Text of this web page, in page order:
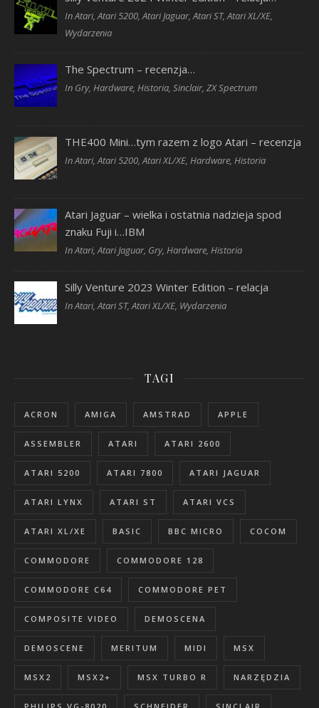
In Atari, Atari 5200, Atari Jaguar, Atari ST, Atari XL/XE,
Wydarzenia
The Spectrum – recenzja…
In Gry, Hardware, Historia, Sinclair, ZX Spectrum
THE400 Mini…tym razem z logo Atari – recenzja
In Atari, Atari 5200, Atari XL/XE, Hardware, Historia
Atari Jaguar – wielka i ostatnia nadzieja spod
znaku Fuji i…IBM
In Atari, Atari Jaguar, Gry, Hardware, Historia
Silly Venture 2023 Winter Edition – relacja
In Atari, Atari ST, Atari XL/XE, Wydarzenia
TAGI
ACRON AMIGA AMSTRAD APPLE
ASSEMBLER ATARI ATARI 2600
ATARI 5200 ATARI 7800 ATARI JAGUAR
ATARI LYNX ATARI ST ATARI VCS
ATARI XL/XE BASIC BBC MICRO COCOM
COMMODORE COMMODORE 128
COMMODORE C64 COMMODORE PET
COMPOSITE VIDEO DEMOSCENA
DEMOSCENE MERITUM MIDI MSX
MSX2 MSX2+ MSX TURBO R NARZĘDZIA